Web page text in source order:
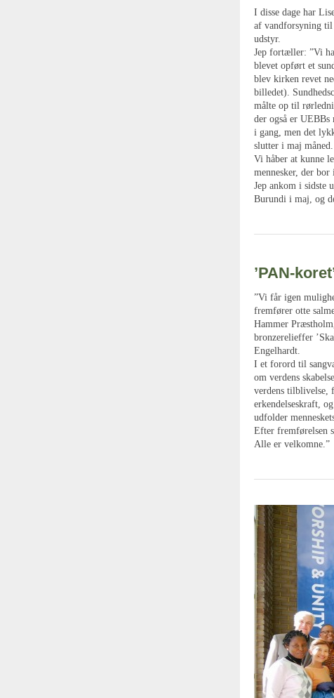
I disse dage har
af vandforsyning til
udstyr.
Jep fortæller: ”Vi
blevet opført et
blev kirken revet
billedet).
målte op til
der også er
i gang, men det
slutter i maj måned.
Vi håber at kunne
mennesker, der bor
Jep ankom i sidste
Burundi i maj, og
’PAN-
”Vi får igen
fremfører otte
Hammer
bronzerelieffer
Engelhardt.
I et forord til
om verdens
verdens tilblivelse,
erkendelseskraft,
udfolder
Efter fremførelsen
Alle er velkomne.”